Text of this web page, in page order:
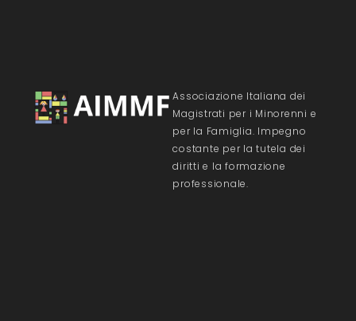
Associazione Italiana dei
Magistrati per i Minorenni e
per la Famiglia. Impegno
costante per la tutela dei
diritti e la formazione
professionale.